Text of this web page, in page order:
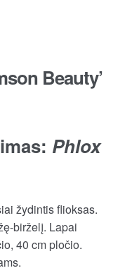
Beauty’
Phlox
žydintis flioksas.
birželį. Lapai
40 cm pločio.